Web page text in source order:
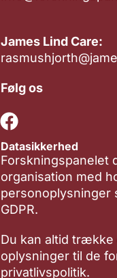
James Lind Care:
Følg os
Datasikkerhed
Forskningspanelet
organisation med
personoplysninger
GDPR.
Du kan altid trække
oplysninger til de
privatlivspolitik.